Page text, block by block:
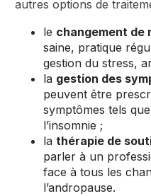
autres options de
le changement de
saine, pratique
gestion du stress,
la gestion des
peuvent être
symptômes tels
l’insomnie ;
lathérapie de
parler à un
face à tous les
l’andropause.